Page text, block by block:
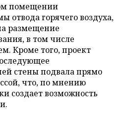
помещении
отвода горячего воздуха,
размещение
в том числе
Кроме того, проект
стены подвала прямо
что, по мнению
создает возможность